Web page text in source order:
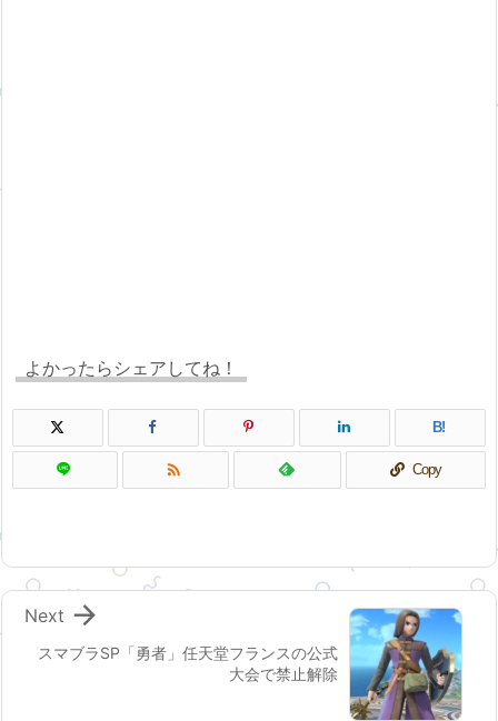
よかったらシェアしてね！
B!
 Copy
スマブラSP「勇者」任天堂フランスの公式
大会で禁止解除

Next